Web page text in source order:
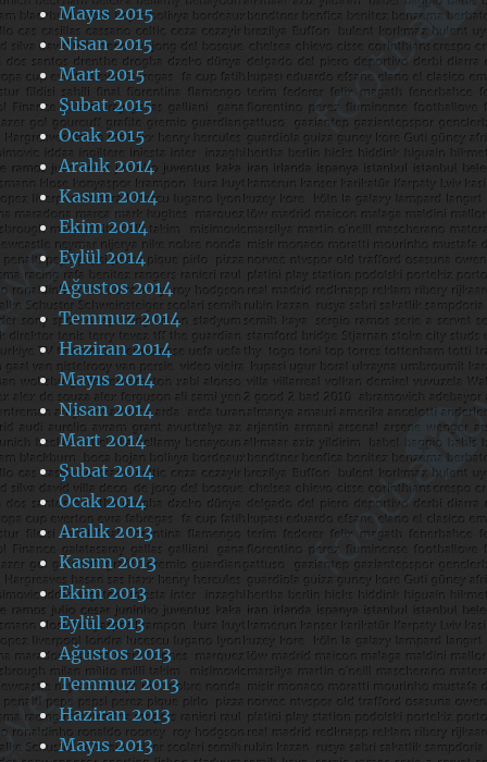
Mayıs 2015
Nisan 2015
Mart 2015
Şubat 2015
Ocak 2015
Aralık 2014
Kasım 2014
Ekim 2014
Eylül 2014
Ağustos 2014
Temmuz 2014
Haziran 2014
Mayıs 2014
Nisan 2014
Mart 2014
Şubat 2014
Ocak 2014
Aralık 2013
Kasım 2013
Ekim 2013
Eylül 2013
Ağustos 2013
Temmuz 2013
Haziran 2013
Mayıs 2013